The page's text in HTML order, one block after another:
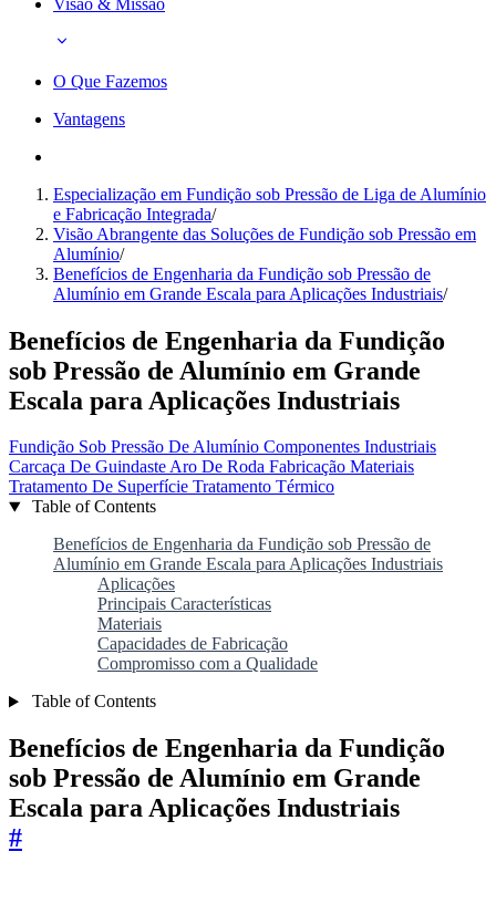
O Que Fazemos
Vantagens
Especialização em Fundição sob Pressão de Liga de Alumínio
e Fabricação Integrada/
Visão Abrangente das Soluções de Fundição sob Pressão em
Alumínio/
Benefícios de Engenharia da Fundição sob Pressão de
Alumínio em Grande Escala para Aplicações Industriais/
Benefícios de Engenharia da Fundição
sob Pressão de Alumínio em Grande
Escala para Aplicações Industriais
Fundição Sob Pressão De Alumínio Componentes Industriais
Carcaça De GuindasteAro De Roda Fabricação Materiais
Tratamento De Superfície Tratamento Térmico
Table of Contents
Benefícios de Engenharia da Fundição sob Pressão de
Alumínio em Grande Escala para Aplicações Industriais
Aplicações
Principais Características
Materiais
Capacidades de Fabricação
Compromisso com a Qualidade
Table of Contents
Benefícios de Engenharia da Fundição
sob Pressão de Alumínio em Grande
Escala para Aplicações Industriais
#